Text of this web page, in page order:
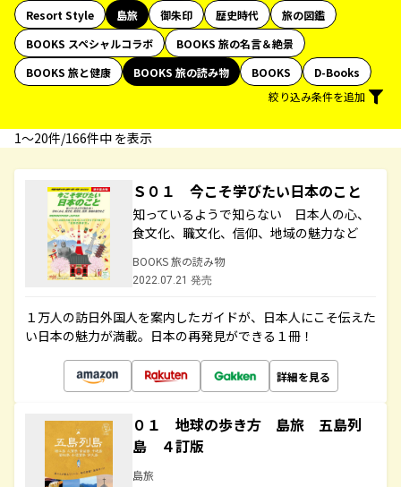
Resort Style
島旅 御朱印 歴史時代
旅の図鑑
BOOKS スペシャルコラボ
BOOKS 旅の名言＆絶景
BOOKS 旅と健康
BOOKS 旅の読み物 BOOKS
D-Books
絞り込み条件を追加
1〜20件/166件中 を表示
Ｓ０１ 今こそ学びたい日本のこと
知っているようで知らない 日本人の心、
食文化、職文化、信仰、地域の魅力など
BOOKS 旅の読み物
2022.07.21 発売
１万人の訪日外国人を案内したガイドが、日本人にこそ伝えた
い日本の魅力が満載。日本の再発見ができる１冊！
詳細を見る
０１ 地球の歩き方 島旅 五島列
島 ４訂版
島旅